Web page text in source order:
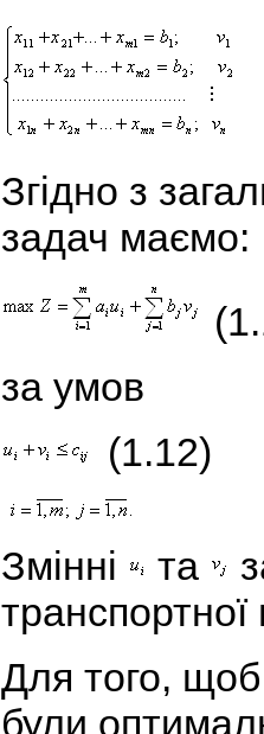
Згідно з
задач маємо:
за умов
(1.12)
Змінні та
Для того, щоб
були